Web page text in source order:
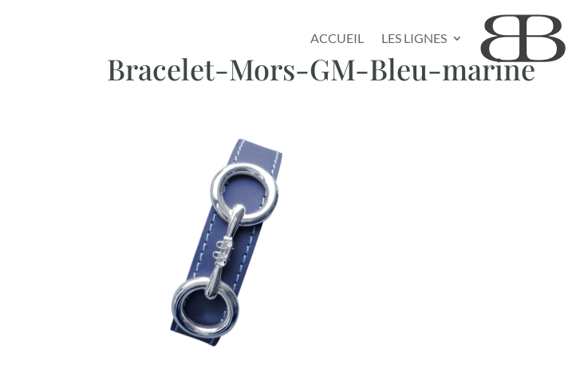
ACCUEIL LES LIGNES
Bracelet-Mors-GM-Bleu-marine